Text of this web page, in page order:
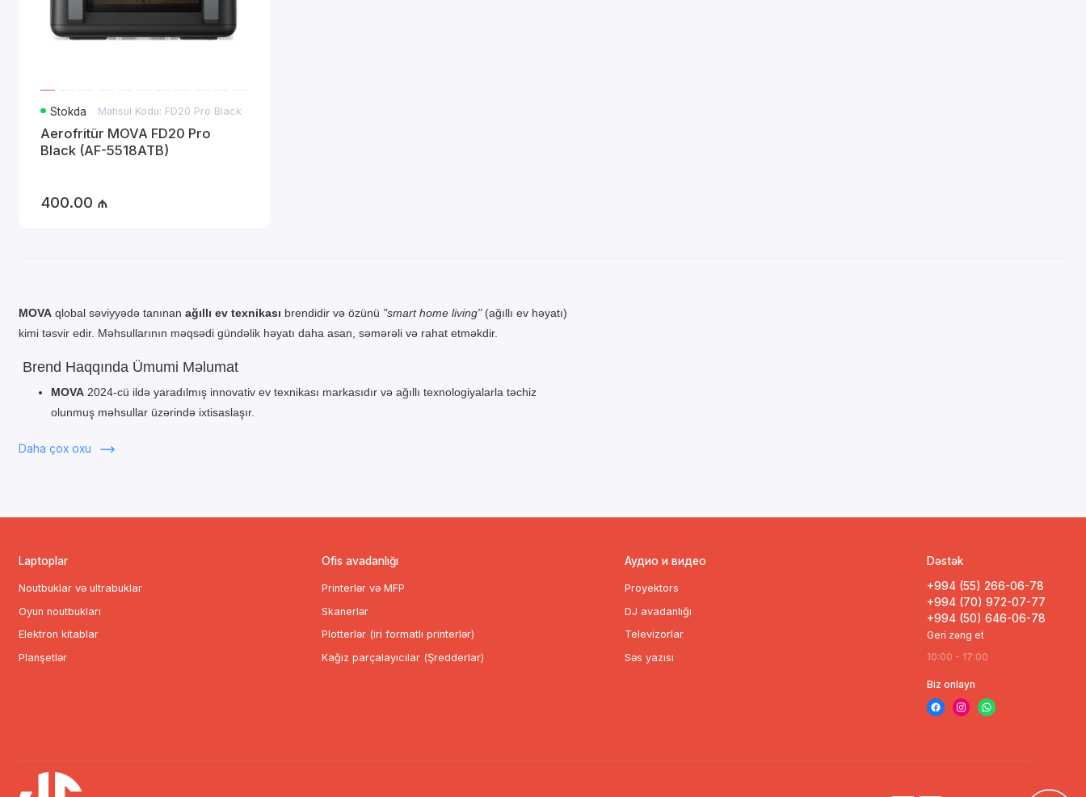
Stokda Məhsul Kodu: FD20 Pro Black
Aerofritür MOVA FD20 Pro
Black (AF-5518ATB)
400.00 ₼
MOVAqlobal səviyyədə tanınan ağıllı ev texnikası brendidir və özünü "smart home living"(ağıllı ev həyatı)
kimi təsvir edir. Məhsullarının məqsədi gündəlik həyatı daha asan, səmərəli və rahat etməkdir.
Brend Haqqında Ümumi Məlumat
MOVA2024-cü ildə yaradılmış innovativ ev texnikası markasıdır və ağıllı texnologiyalarla təchiz
olunmuş məhsullar üzərində ixtisaslaşır.
texnologiya vasitəsilə daha da yaxşılaşdırmaqdır.
Ağıllı robot tozsoranlar və yuma sistemləri;
Marka Filosofiyası
Daha çox oxu
Laptoplar
Noutbuklar və ultrabuklar
Oyun noutbukları
Elektron kitablar
Planşetlər
Ofis avadanlığı
Printerlər və MFP
Skanerlər
Plotterlər (iri formatlı printerlər)
Kağız parçalayıcılar (Şredderlar)
Аудио и видео
Proyektors
DJ avadanlığı
Televizorlar
Səs yazısı
Dəstək
+994 (55) 266-06-78
+994 (70) 972-07-77
+994 (50) 646-06-78
Geri zəng et
10:00 - 17:00
Biz onlayn